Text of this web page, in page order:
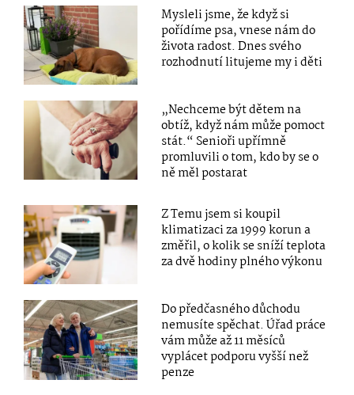
Mysleli jsme, že když si
pořídíme psa, vnese nám do
života radost. Dnes svého
rozhodnutí litujeme my i děti
„Nechceme být dětem na
obtíž, když nám může pomoct
stát.“ Senioři upřímně
promluvili o tom, kdo by se o
ně měl postarat
Z Temu jsem si koupil
klimatizaci za 1999 korun a
změřil, o kolik se sníží teplota
za dvě hodiny plného výkonu
Do předčasného důchodu
nemusíte spěchat. Úřad práce
vám může až 11 měsíců
vyplácet podporu vyšší než
penze